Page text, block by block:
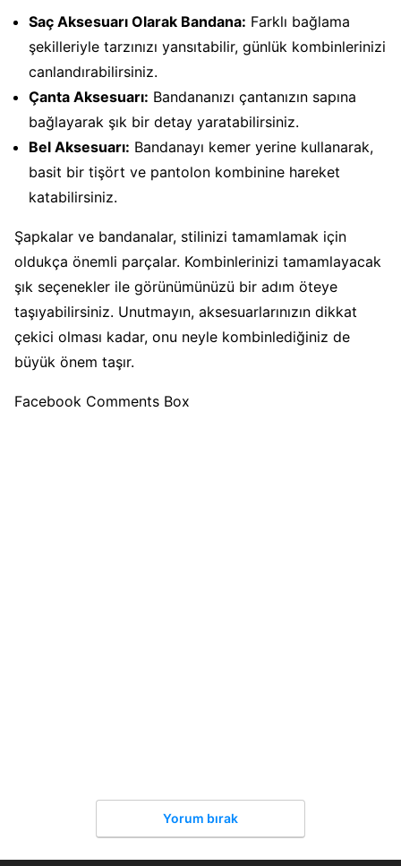
Saç Aksesuarı Olarak Bandana: Farklı bağlama
şekilleriyle tarzınızı yansıtabilir, günlük kombinlerinizi
canlandırabilirsiniz.
Çanta Aksesuarı: Bandananızı çantanızın sapına
bağlayarak şık bir detay yaratabilirsiniz.
Bel Aksesuarı: Bandanayı kemer yerine kullanarak,
basit bir tişört ve pantolon kombinine hareket
katabilirsiniz.
Şapkalar ve bandanalar, stilinizi tamamlamak için
oldukça önemli parçalar. Kombinlerinizi tamamlayacak
şık seçenekler ile görünümünüzü bir adım öteye
taşıyabilirsiniz. Unutmayın, aksesuarlarınızın dikkat
çekici olması kadar, onu neyle kombinlediğiniz de
büyük önem taşır.
Facebook Comments Box
Yorum bırak